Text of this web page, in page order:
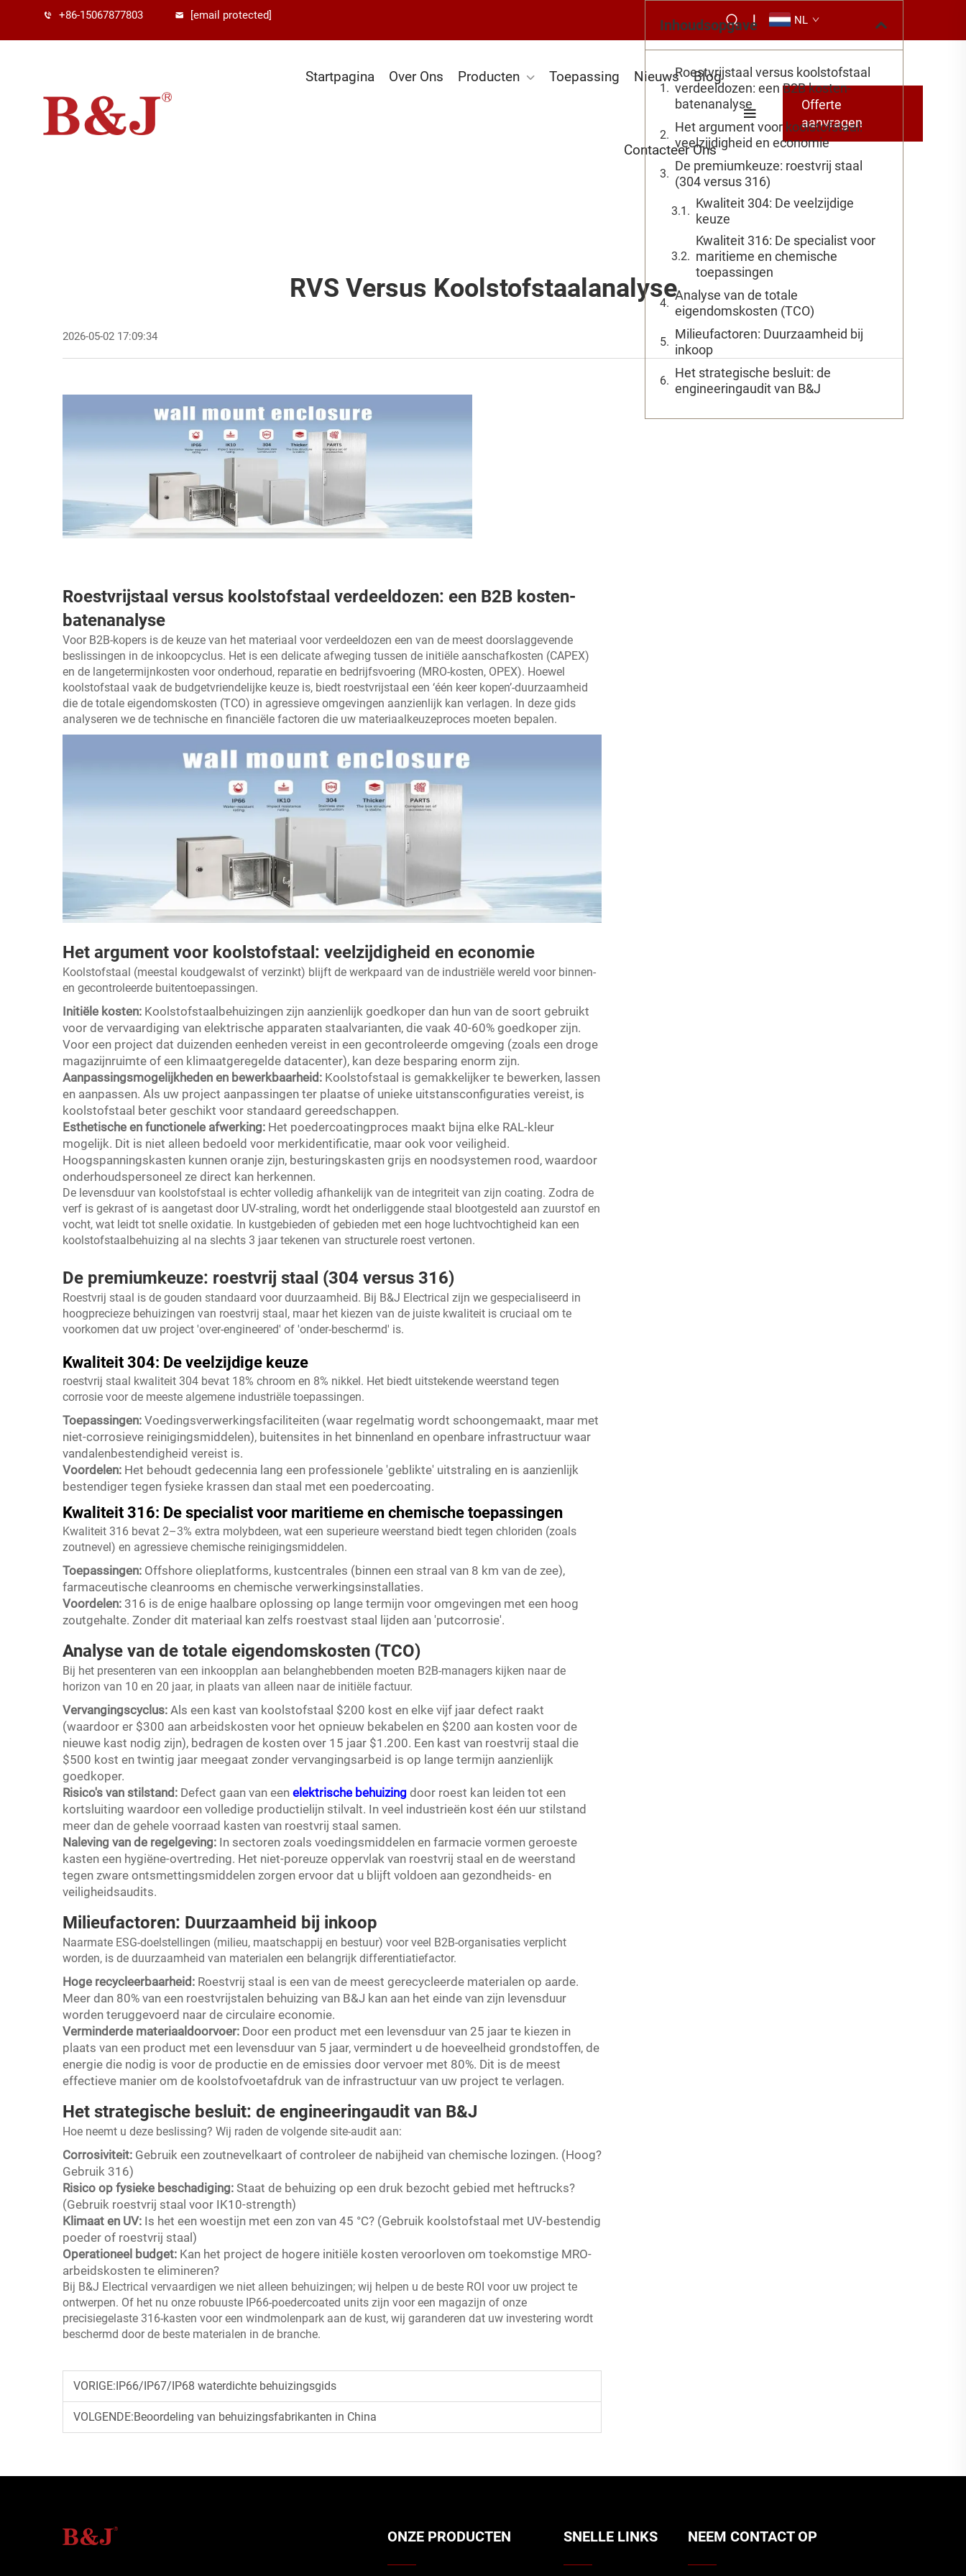
+86-15067877803 [email protected] | NL
Startpagina Over Ons Producten Toepassing Nieuws Blog
Contacteer Ons
Offerte
aanvragen
RVS Versus Koolstofstaalanalyse
2026-05-02 17:09:34
Roestvrijstaal versus koolstofstaal verdeeldozen: een B2B kosten-
batenanalyse
Voor B2B-kopers is de keuze van het materiaal voor verdeeldozen een van de meest doorslaggevende
beslissingen in de inkoopcyclus. Het is een delicate afweging tussen de initiële aanschafkosten (CAPEX)
en de langetermijnkosten voor onderhoud, reparatie en bedrijfsvoering (MRO-kosten, OPEX). Hoewel
koolstofstaal vaak de budgetvriendelijke keuze is, biedt roestvrijstaal een ‘één keer kopen’-duurzaamheid
die de totale eigendomskosten (TCO) in agressieve omgevingen aanzienlijk kan verlagen. In deze gids
analyseren we de technische en financiële factoren die uw materiaalkeuzeproces moeten bepalen.
Het argument voor koolstofstaal: veelzijdigheid en economie
Koolstofstaal (meestal koudgewalst of verzinkt) blijft de werkpaard van de industriële wereld voor binnen-
en gecontroleerde buitentoepassingen.
Initiële kosten: Koolstofstaalbehuizingen zijn aanzienlijk goedkoper dan hun van de soort gebruikt
voor de vervaardiging van elektrische apparaten staalvarianten, die vaak 40-60% goedkoper zijn.
Voor een project dat duizenden eenheden vereist in een gecontroleerde omgeving (zoals een droge
magazijnruimte of een klimaatgeregelde datacenter), kan deze besparing enorm zijn.
Aanpassingsmogelijkheden en bewerkbaarheid: Koolstofstaal is gemakkelijker te bewerken, lassen
en aanpassen. Als uw project aanpassingen ter plaatse of unieke uitstansconfiguraties vereist, is
koolstofstaal beter geschikt voor standaard gereedschappen.
Esthetische en functionele afwerking: Het poedercoatingproces maakt bijna elke RAL-kleur
mogelijk. Dit is niet alleen bedoeld voor merkidentificatie, maar ook voor veiligheid.
Hoogspanningskasten kunnen oranje zijn, besturingskasten grijs en noodsystemen rood, waardoor
onderhoudspersoneel ze direct kan herkennen.
De levensduur van koolstofstaal is echter volledig afhankelijk van de integriteit van zijn coating. Zodra de
verf is gekrast of is aangetast door UV-straling, wordt het onderliggende staal blootgesteld aan zuurstof en
vocht, wat leidt tot snelle oxidatie. In kustgebieden of gebieden met een hoge luchtvochtigheid kan een
koolstofstaalbehuizing al na slechts 3 jaar tekenen van structurele roest vertonen.
De premiumkeuze: roestvrij staal (304 versus 316)
Roestvrij staal is de gouden standaard voor duurzaamheid. Bij B&J Electrical zijn we gespecialiseerd in
hoogprecieze behuizingen van roestvrij staal, maar het kiezen van de juiste kwaliteit is cruciaal om te
voorkomen dat uw project 'over-engineered' of 'onder-beschermd' is.
Kwaliteit 304: De veelzijdige keuze
roestvrij staal kwaliteit 304 bevat 18% chroom en 8% nikkel. Het biedt uitstekende weerstand tegen
corrosie voor de meeste algemene industriële toepassingen.
Toepassingen: Voedingsverwerkingsfaciliteiten (waar regelmatig wordt schoongemaakt, maar met
niet-corrosieve reinigingsmiddelen), buitensites in het binnenland en openbare infrastructuur waar
vandalenbestendigheid vereist is.
Voordelen: Het behoudt gedecennia lang een professionele 'geblikte' uitstraling en is aanzienlijk
bestendiger tegen fysieke krassen dan staal met een poedercoating.
Kwaliteit 316: De specialist voor maritieme en chemische toepassingen
Kwaliteit 316 bevat 2–3% extra molybdeen, wat een superieure weerstand biedt tegen chloriden (zoals
zoutnevel) en agressieve chemische reinigingsmiddelen.
Toepassingen: Offshore olieplatforms, kustcentrales (binnen een straal van 8 km van de zee),
farmaceutische cleanrooms en chemische verwerkingsinstallaties.
Voordelen: 316 is de enige haalbare oplossing op lange termijn voor omgevingen met een hoog
zoutgehalte. Zonder dit materiaal kan zelfs roestvast staal lijden aan 'putcorrosie'.
Analyse van de totale eigendomskosten (TCO)
Bij het presenteren van een inkoopplan aan belanghebbenden moeten B2B-managers kijken naar de
horizon van 10 en 20 jaar, in plaats van alleen naar de initiële factuur.
Vervangingscyclus: Als een kast van koolstofstaal $200 kost en elke vijf jaar defect raakt
(waardoor er $300 aan arbeidskosten voor het opnieuw bekabelen en $200 aan kosten voor de
nieuwe kast nodig zijn), bedragen de kosten over 15 jaar $1.200. Een kast van roestvrij staal die
$500 kost en twintig jaar meegaat zonder vervangingsarbeid is op lange termijn aanzienlijk
goedkoper.
Risico's van stilstand: Defect gaan van een elektrische behuizing door roest kan leiden tot een
kortsluiting waardoor een volledige productielijn stilvalt. In veel industrieën kost één uur stilstand
meer dan de gehele voorraad kasten van roestvrij staal samen.
Naleving van de regelgeving: In sectoren zoals voedingsmiddelen en farmacie vormen geroeste
kasten een hygiëne-overtreding. Het niet-poreuze oppervlak van roestvrij staal en de weerstand
tegen zware ontsmettingsmiddelen zorgen ervoor dat u blijft voldoen aan gezondheids- en
veiligheidsaudits.
Milieufactoren: Duurzaamheid bij inkoop
Naarmate ESG-doelstellingen (milieu, maatschappij en bestuur) voor veel B2B-organisaties verplicht
worden, is de duurzaamheid van materialen een belangrijk differentiatiefactor.
Hoge recycleerbaarheid: Roestvrij staal is een van de meest gerecycleerde materialen op aarde.
Meer dan 80% van een roestvrijstalen behuizing van B&J kan aan het einde van zijn levensduur
worden teruggevoerd naar de circulaire economie.
Verminderde materiaaldoorvoer: Door een product met een levensduur van 25 jaar te kiezen in
plaats van een product met een levensduur van 5 jaar, vermindert u de hoeveelheid grondstoffen, de
energie die nodig is voor de productie en de emissies door vervoer met 80%. Dit is de meest
effectieve manier om de koolstofvoetafdruk van de infrastructuur van uw project te verlagen.
Het strategische besluit: de engineeringaudit van B&J
Hoe neemt u deze beslissing? Wij raden de volgende site-audit aan:
Corrosiviteit: Gebruik een zoutnevelkaart of controleer de nabijheid van chemische lozingen. (Hoog?
Gebruik 316)
Risico op fysieke beschadiging: Staat de behuizing op een druk bezocht gebied met heftrucks?
(Gebruik roestvrij staal voor IK10-strength)
Klimaat en UV: Is het een woestijn met een zon van 45 °C? (Gebruik koolstofstaal met UV-bestendig
poeder of roestvrij staal)
Operationeel budget: Kan het project de hogere initiële kosten veroorloven om toekomstige MRO-
arbeidskosten te elimineren?
Bij B&J Electrical vervaardigen we niet alleen behuizingen; wij helpen u de beste ROI voor uw project te
ontwerpen. Of het nu onze robuuste IP66-poedercoated units zijn voor een magazijn of onze
precisiegelaste 316-kasten voor een windmolenpark aan de kust, wij garanderen dat uw investering wordt
beschermd door de beste materialen in de branche.
VORIGE: IP66/IP67/IP68 waterdichte behuizingsgids
VOLGENDE:Beoordeling van behuizingsfabrikanten in China
Inhoudsopgave
Roestvrijstaal versus koolstofstaal
verdeeldozen: een B2B kosten-
batenanalyse
Het argument voor koolstofstaal:
veelzijdigheid en economie
De premiumkeuze: roestvrij staal
(304 versus 316)
Kwaliteit 304: De veelzijdige
keuze
Kwaliteit 316: De specialist voor
maritieme en chemische
toepassingen
Analyse van de totale
eigendomskosten (TCO)
Milieufactoren: Duurzaamheid bij
inkoop
Het strategische besluit: de
engineeringaudit van B&J
ONZE PRODUCTEN SNELLE LINKS NEEM CONTACT OP